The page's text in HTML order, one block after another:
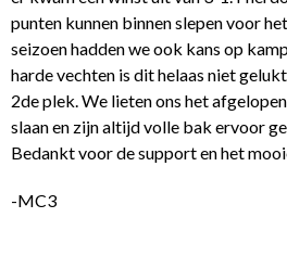
punten kunnen binnen slepen voor
seizoen hadden we ook kans op
harde vechten is dit helaas niet
2de plek. We lieten ons het
slaan en zijn altijd volle bak ervoor
Bedankt voor de support en het
-MC3